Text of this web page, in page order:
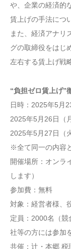
や、企業の経済的
賃上げの手法につ
また、経済アナリ
グの取締役をはじ
左右する賃上げ戦
“負担ゼロ賃上げ”
日時：2025年5月
2025年5月26日（
2025年5月27日（
※全て同一の内容
開催場所：オンラ
します）
参加費：無料
対象：経営者様、
定員：2000名（競
社等の方には参加
共催：辻・本郷